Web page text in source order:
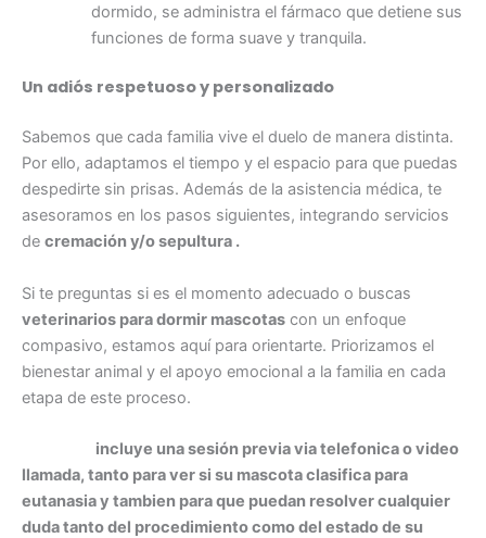
dormido, se administra el fármaco que detiene sus
funciones de forma suave y tranquila.
Un adiós respetuoso y personalizado
Sabemos que cada familia vive el duelo de manera distinta.
Por ello, adaptamos el tiempo y el espacio para que puedas
despedirte sin prisas. Además de la asistencia médica, te
asesoramos en los pasos siguientes, integrando servicios
de cremación y/o sepultura .
Si te preguntas si es el momento adecuado o buscas
veterinarios para dormir mascotas con un enfoque
compasivo, estamos aquí para orientarte. Priorizamos el
bienestar animal y el apoyo emocional a la familia en cada
etapa de este proceso.
incluye una sesión previa via telefonica o video
llamada, tanto para ver si su mascota clasifica para
eutanasia y tambien para que puedan resolver cualquier
duda tanto del procedimiento como del estado de su